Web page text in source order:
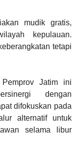
mudik gratis,
kepulauan.
tetapi
Jatim ini
dengan
difokuskan pada
alternatif untuk
selama libur